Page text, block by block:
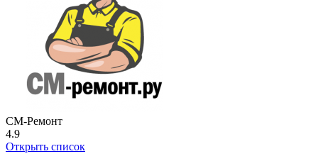
СМ-Ремонт
4.9
Открыть список